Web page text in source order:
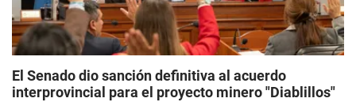
El Senado dio sanción definitiva al acuerdo
interprovincial para el proyecto minero "Diablillos"